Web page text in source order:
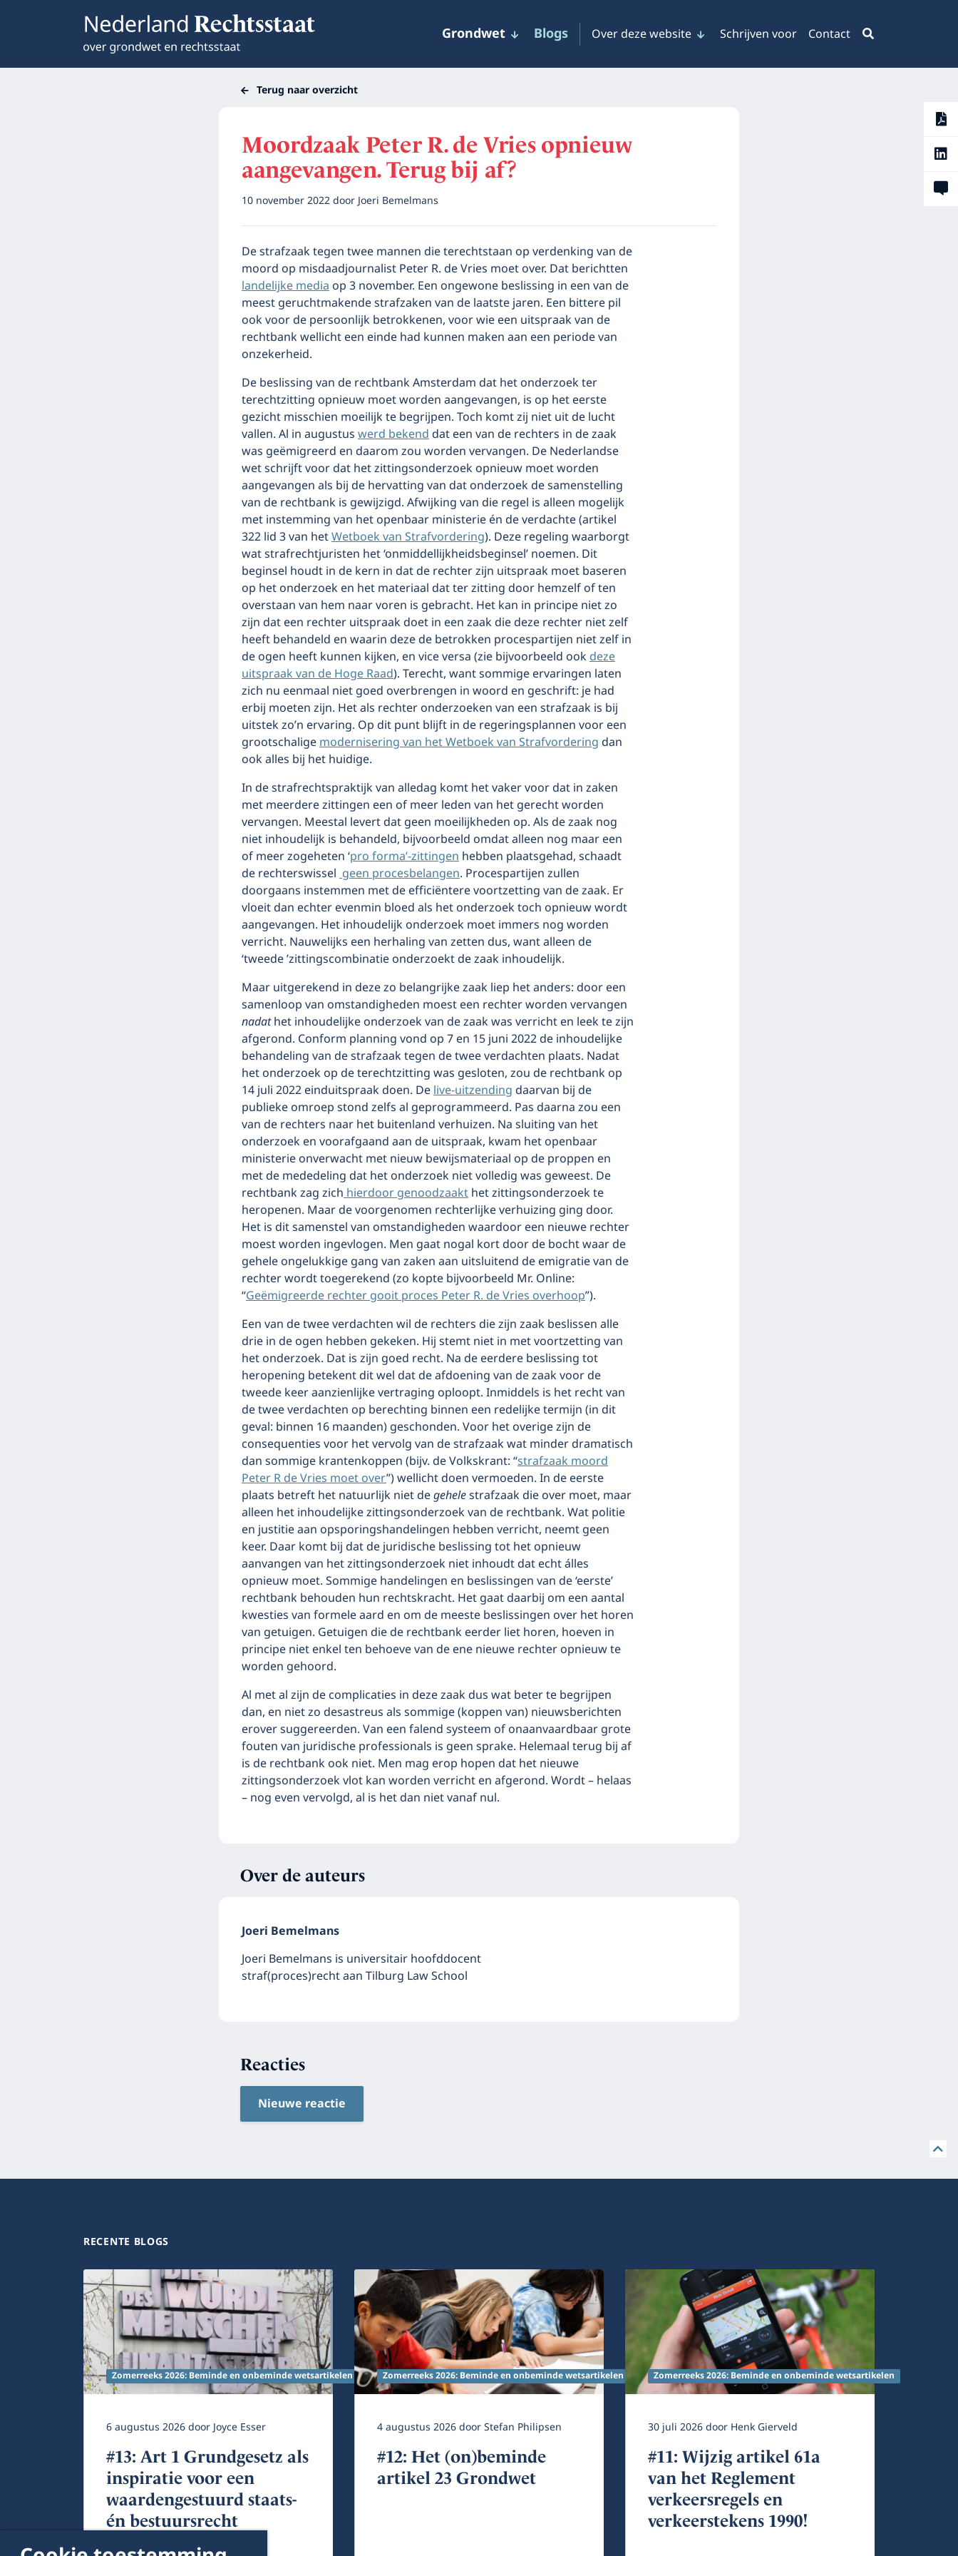
Grondwet Blogs Over deze website Schrijven voor Contact
Terug naar overzicht
Moordzaak Peter R. de Vries opnieuw
aangevangen. Terug bij af?
10 november 2022doorJoeri Bemelmans
De strafzaak tegen twee mannen die terechtstaan op verdenking van de
moord op misdaadjournalist Peter R. de Vries moet over. Dat berichtten
landelijke mediaop 3 november. Een ongewone beslissing in een van de
meest geruchtmakende strafzaken van de laatste jaren. Een bittere pil
ook voor de persoonlijk betrokkenen, voor wie een uitspraak van de
rechtbank wellicht een einde had kunnen maken aan een periode van
onzekerheid.
De beslissing van de rechtbank Amsterdam dat het onderzoek ter
terechtzitting opnieuw moet worden aangevangen, is op het eerste
gezicht misschien moeilijk te begrijpen. Toch komt zij niet uit de lucht
vallen. Al in augustuswerd bekenddat een van de rechters in de zaak
was geëmigreerd en daarom zou worden vervangen. De Nederlandse
wet schrijft voor dat het zittingsonderzoek opnieuw moet worden
aangevangen als bij de hervatting van dat onderzoek de samenstelling
van de rechtbank is gewijzigd. Afwijking van die regel is alleen mogelijk
met instemming van het openbaar ministerie én de verdachte (artikel
322 lid 3 van hetWetboek van Strafvordering). Deze regeling waarborgt
wat strafrechtjuristen het ‘onmiddellijkheidsbeginsel’ noemen. Dit
beginsel houdt in de kern in dat de rechter zijn uitspraak moet baseren
op het onderzoek en het materiaal dat ter zitting door hemzelf of ten
overstaan van hem naar voren is gebracht. Het kan in principe niet zo
zijn dat een rechter uitspraak doet in een zaak die deze rechter niet zelf
heeft behandeld en waarin deze de betrokken procespartijen niet zelf in
de ogen heeft kunnen kijken, en vice versa (zie bijvoorbeeld ookdeze
uitspraak van de Hoge Raad). Terecht, want sommige ervaringen laten
zich nu eenmaal niet goed overbrengen in woord en geschrift: je had
erbij moeten zijn. Het als rechter onderzoeken van een strafzaak is bij
uitstek zo’n ervaring. Op dit punt blijft in de regeringsplannen voor een
grootschaligemodernisering van het Wetboek van Strafvorderingdan
ook alles bij het huidige.
In de strafrechtspraktijk van alledag komt het vaker voor dat in zaken
met meerdere zittingen een of meer leden van het gerecht worden
vervangen. Meestal levert dat geen moeilijkheden op. Als de zaak nog
niet inhoudelijk is behandeld, bijvoorbeeld omdat alleen nog maar een
of meer zogeheten ‘pro forma’-zittingenhebben plaatsgehad, schaadt
de rechterswisselgeen procesbelangen. Procespartijen zullen
doorgaans instemmen met de efficiëntere voortzetting van de zaak. Er
vloeit dan echter evenmin bloed als het onderzoek toch opnieuw wordt
aangevangen. Het inhoudelijk onderzoek moet immers nog worden
verricht. Nauwelijks een herhaling van zetten dus, want alleen de
‘tweede ’zittingscombinatie onderzoekt de zaak inhoudelijk.
Maar uitgerekend in deze zo belangrijke zaak liep het anders: door een
samenloop van omstandigheden moest een rechter worden vervangen
nadathet inhoudelijke onderzoek van de zaak was verricht en leek te zijn
afgerond. Conform planning vond op 7 en 15 juni 2022 de inhoudelijke
behandeling van de strafzaak tegen de twee verdachten plaats. Nadat
het onderzoek op de terechtzitting was gesloten, zou de rechtbank op
14 juli 2022 einduitspraak doen. Delive-uitzendingdaarvan bij de
publieke omroep stond zelfs al geprogrammeerd. Pas daarna zou een
van de rechters naar het buitenland verhuizen. Na sluiting van het
onderzoek en voorafgaand aan de uitspraak, kwam het openbaar
ministerie onverwacht met nieuw bewijsmateriaal op de proppen en
met de mededeling dat het onderzoek niet volledig was geweest. De
rechtbank zag zichhierdoor genoodzaakthet zittingsonderzoek te
heropenen. Maar de voorgenomen rechterlijke verhuizing ging door.
Het is dit samenstel van omstandigheden waardoor een nieuwe rechter
moest worden ingevlogen. Men gaat nogal kort door de bocht waar de
gehele ongelukkige gang van zaken aan uitsluitend de emigratie van de
rechter wordt toegerekend (zo kopte bijvoorbeeld Mr. Online:
“Geëmigreerde rechter gooit proces Peter R. de Vries overhoop”).
Een van de twee verdachten wil de rechters die zijn zaak beslissen alle
drie in de ogen hebben gekeken. Hij stemt niet in met voortzetting van
het onderzoek. Dat is zijn goed recht. Na de eerdere beslissing tot
heropening betekent dit wel dat de afdoening van de zaak voor de
tweede keer aanzienlijke vertraging oploopt. Inmiddels is het recht van
de twee verdachten op berechting binnen een redelijke termijn (in dit
geval: binnen 16 maanden) geschonden. Voor het overige zijn de
consequenties voor het vervolg van de strafzaak wat minder dramatisch
dan sommige krantenkoppen (bijv. de Volkskrant: “strafzaak moord
Peter R de Vries moet over”) wellicht doen vermoeden. In de eerste
plaats betreft het natuurlijk niet degehelestrafzaak die over moet, maar
alleen het inhoudelijke zittingsonderzoek van de rechtbank. Wat politie
en justitie aan opsporingshandelingen hebben verricht, neemt geen
keer. Daar komt bij dat de juridische beslissing tot het opnieuw
aanvangen van het zittingsonderzoek niet inhoudt dat echt álles
opnieuw moet. Sommige handelingen en beslissingen van de ‘eerste’
rechtbank behouden hun rechtskracht. Het gaat daarbij om een aantal
kwesties van formele aard en om de meeste beslissingen over het horen
van getuigen. Getuigen die de rechtbank eerder liet horen, hoeven in
principe niet enkel ten behoeve van de ene nieuwe rechter opnieuw te
worden gehoord.
Al met al zijn de complicaties in deze zaak dus wat beter te begrijpen
dan, en niet zo desastreus als sommige (koppen van) nieuwsberichten
erover suggereerden. Van een falend systeem of onaanvaardbaar grote
fouten van juridische professionals is geen sprake. Helemaal terug bij af
is de rechtbank ook niet. Men mag erop hopen dat het nieuwe
zittingsonderzoek vlot kan worden verricht en afgerond. Wordt – helaas
– nog even vervolgd, al is het dan niet vanaf nul.
Over de auteurs
Joeri Bemelmans
Joeri Bemelmans is universitair hoofddocent
straf(proces)recht aan Tilburg Law School
Reacties
Nieuwe reactie
RECENTE BLOGS
Zomerreeks 2026: Beminde en onbeminde wetsartikelen
6 augustus 2026doorJoyce Esser
#13: Art 1 Grundgesetz als
inspiratie voor een
waardengestuurd staats-
én bestuursrecht
Zomerreeks 2026: Beminde en onbeminde wetsartikelen
4 augustus 2026doorStefan Philipsen
#12: Het (on)beminde
artikel 23 Grondwet
Zomerreeks 2026: Beminde en onbeminde wetsartikelen
30 juli 2026door Henk Gierveld
#11: Wijzig artikel 61a
van het Reglement
verkeersregels en
verkeerstekens 1990!